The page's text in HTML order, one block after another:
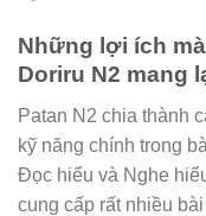
Những lợi ích
Doriru N2 mang
Patan N2 chia thành
kỹ năng chính trong
Đọc hiểu và Nghe
cung cấp rất nhiều